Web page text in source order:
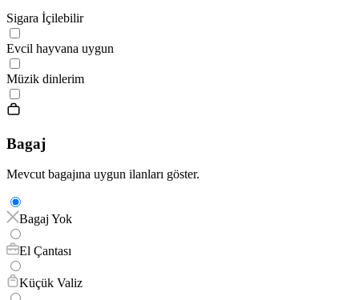
Sigara İçilebilir
Evcil hayvana uygun
Müzik dinlerim
Bagaj
Mevcut bagajına uygun ilanları göster.
Bagaj Yok
El Çantası
Küçük Valiz